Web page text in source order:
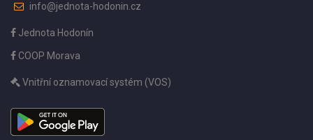
info@jednota-hodonin.cz
Jednota Hodonín
COOP Morava
Vnitřní oznamovací systém (VOS)